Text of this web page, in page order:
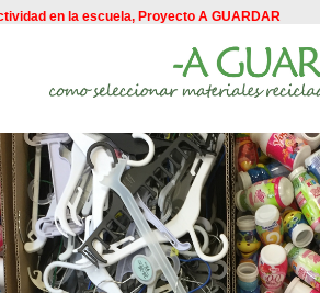
en la escuela, Proyecto A GUARDAR